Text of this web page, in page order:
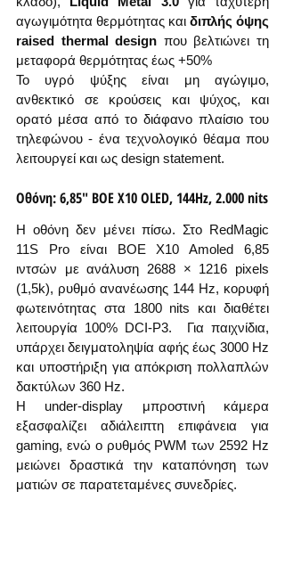
αγωγιμότητα θερμότητας και διπλής όψης
raised thermal design που βελτιώνει τη
μεταφορά θερμότητας έως +50%
Το υγρό ψύξης είναι μη αγώγιμο,
ανθεκτικό σε κρούσεις και ψύχος, και
ορατό μέσα από το διάφανο πλαίσιο του
τηλεφώνου - ένα τεχνολογικό θέαμα που
λειτουργεί και ως design statement.
Οθόνη: 6,85" BOE X10 OLED, 144Hz, 2.000 nits
Η οθόνη δεν μένει πίσω. Στο RedMagic
11S Pro είναι BOE X10 Amoled 6,85
ιντσών με ανάλυση 2688 × 1216 pixels
(1,5k), ρυθμό ανανέωσης 144 Hz, κορυφή
φωτεινότητας στα 1800 nits και διαθέτει
λειτουργία 100% DCI-P3.  Για παιχνίδια,
υπάρχει δειγματοληψία αφής έως 3000 Hz
και υποστήριξη για απόκριση πολλαπλών
δακτύλων 360 Hz.
Η under-display μπροστινή κάμερα
εξασφαλίζει αδιάλειπτη επιφάνεια για
gaming, ενώ ο ρυθμός PWM των 2592 Hz
μειώνει δραστικά την καταπόνηση των
ματιών σε παρατεταμένες συνεδρίες.